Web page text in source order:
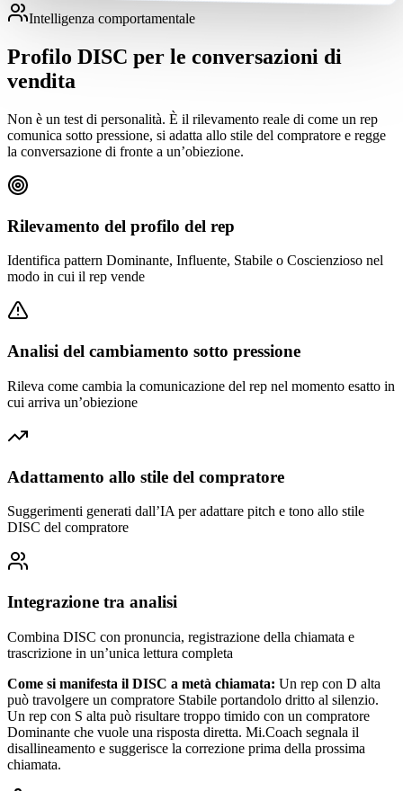
Intelligenza comportamentale
Profilo DISC per le conversazioni di
vendita
Non è un test di personalità. È il rilevamento reale di come un rep
comunica sotto pressione, si adatta allo stile del compratore e regge
la conversazione di fronte a un’obiezione.
Rilevamento del profilo del rep
Identifica pattern Dominante, Influente, Stabile o Coscienzioso nel
modo in cui il rep vende
Analisi del cambiamento sotto pressione
Rileva come cambia la comunicazione del rep nel momento esatto in
cui arriva un’obiezione
Adattamento allo stile del compratore
Suggerimenti generati dall’IA per adattare pitch e tono allo stile
DISC del compratore
Integrazione tra analisi
Combina DISC con pronuncia, registrazione della chiamata e
trascrizione in un’unica lettura completa
Come si manifesta il DISC a metà chiamata: Un rep con D alta
può travolgere un compratore Stabile portandolo dritto al silenzio.
Un rep con S alta può risultare troppo timido con un compratore
Dominante che vuole una risposta diretta. Mi.Coach segnala il
disallineamento e suggerisce la correzione prima della prossima
chiamata.